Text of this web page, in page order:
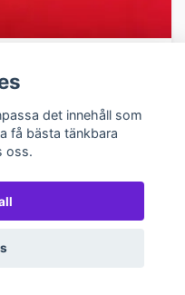
det innehåll som
få bästa tänkbara
oss.